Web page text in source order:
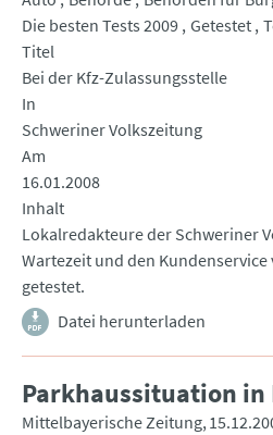
Die besten Tests 2009 Getestet
Titel
Bei der Kfz-Zulassungsstelle
In
Schweriner Volkszeitung
Am
16.01.2008
Inhalt
Lokalredakteure der Schweriner
Wartezeit und den
getestet.
Datei herunterladen
Parkhaussituation in
Mittelbayerische Zeitung